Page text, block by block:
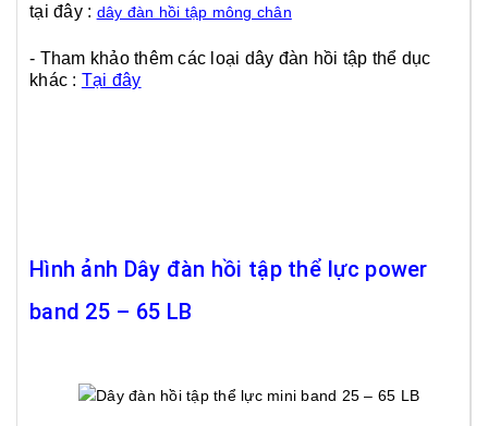
tại đây : dây đàn hồi tập mông chân
- Tham khảo thêm các loại dây đàn hồi tập thể dục
khác : Tại đây
Hình ảnh Dây đàn hồi tập thể lực power
band 25 – 65 LB